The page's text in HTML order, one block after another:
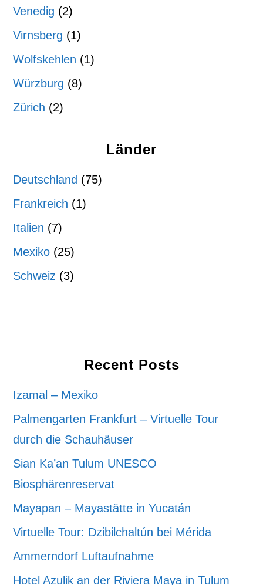
Venedig (2)
Virnsberg (1)
Wolfskehlen (1)
Würzburg (8)
Zürich (2)
Länder
Deutschland (75)
Frankreich (1)
Italien (7)
Mexiko (25)
Schweiz (3)
Recent Posts
Izamal – Mexiko
Palmengarten Frankfurt – Virtuelle Tour
durch die Schauhäuser
Sian Ka’an Tulum UNESCO
Biosphärenreservat
Mayapan – Mayastätte in Yucatán
Virtuelle Tour: Dzibilchaltún bei Mérida
Ammerndorf Luftaufnahme
Hotel Azulik an der Riviera Maya in Tulum